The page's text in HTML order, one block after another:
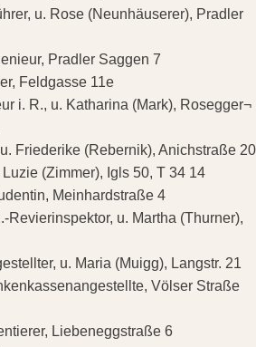
u. Rose (Neunhäuserer), Pradler
Pradler Saggen 7
Feldgasse 11e
i. R., u. Katharina (Mark), Rosegger¬
Friederike (Rebernik), Anichstraße 20
(Zimmer), Igls 50, T 34 14
Meinhardstraße 4
Revierinspektor, u. Martha (Thurner),
u. Maria (Muigg), Langstr. 21
Völser Straße
Liebeneggstraße 6